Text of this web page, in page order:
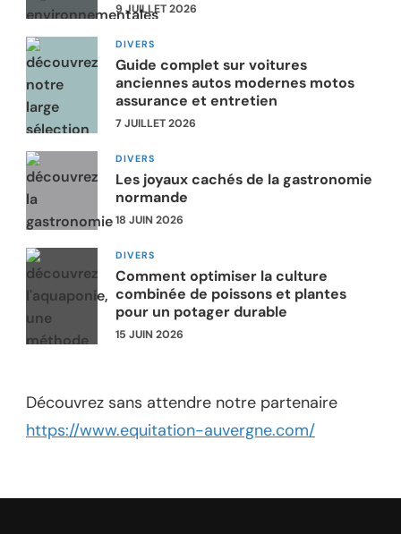
9 JUILLET 2026
DIVERS
Guide complet sur voitures
anciennes autos modernes motos
assurance et entretien
7 JUILLET 2026
DIVERS
Les joyaux cachés de la gastronomie
normande
18 JUIN 2026
DIVERS
Comment optimiser la culture
combinée de poissons et plantes
pour un potager durable
15 JUIN 2026
Découvrez sans attendre notre partenaire
https://www.equitation-auvergne.com/